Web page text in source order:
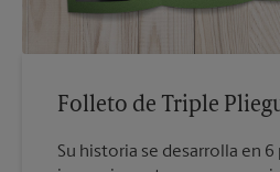
Folleto de Triple
Su historia se desarrolla en 6